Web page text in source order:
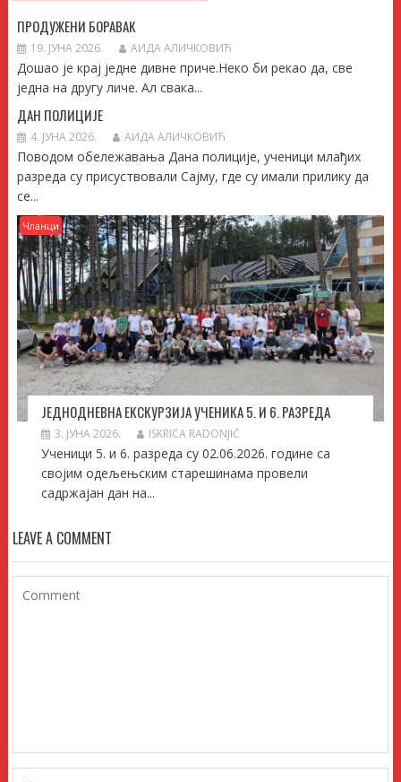
ПРОДУЖЕНИ БОРАВАК
19. ЈУНА 2026. АИДА АЛИЧКОВИЋ
Дошао је крај једне дивне приче.Неко би рекао да, све
једна на другу личе. Ал свака...
ДАН ПОЛИЦИЈЕ
4. ЈУНА 2026. АИДА АЛИЧКОВИЋ
Поводом обележавања Дана полиције, ученици млађих
разреда су присуствовали Сајму, где су имали прилику да
се...
Чланци
ЈЕДНОДНЕВНА ЕКСКУРЗИЈА УЧЕНИКА 5. И 6. РАЗРЕДА
3. ЈУНА 2026. ISKRICA RADONJIĆ
Ученици 5. и 6. разреда су 02.06.2026. године са
својим одељењским старешинама провели
садржајан дан на...
LEAVE A COMMENT